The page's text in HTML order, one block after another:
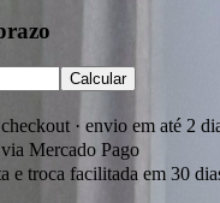
Calcular
· envio em até 2
Mercado Pago
e troca facilitada em 30